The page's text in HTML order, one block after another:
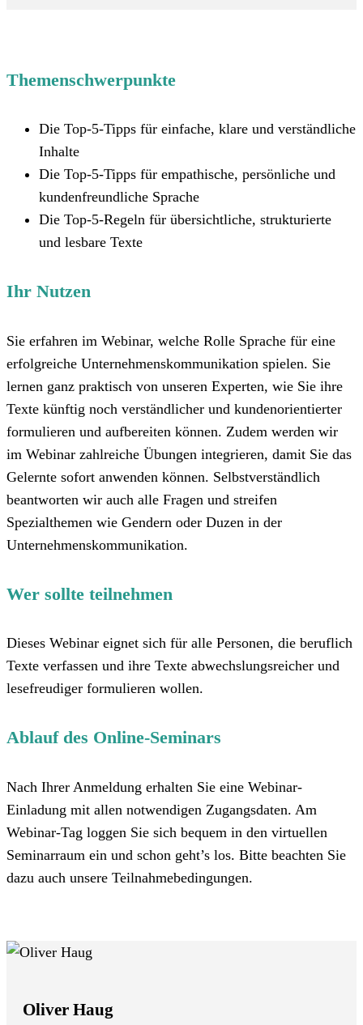
Themenschwerpunkte
Die Top-5-Tipps für einfache, klare und verständliche
Inhalte
Die Top-5-Tipps für empathische, persönliche und
kundenfreundliche Sprache
Die Top-5-Regeln für übersichtliche, strukturierte
und lesbare Texte
Ihr Nutzen
Sie erfahren im Webinar, welche Rolle Sprache für eine
erfolgreiche Unternehmenskommunikation spielen. Sie
lernen ganz praktisch von unseren Experten, wie Sie ihre
Texte künftig noch verständlicher und kundenorientierter
formulieren und aufbereiten können. Zudem werden wir
im Webinar zahlreiche Übungen integrieren, damit Sie das
Gelernte sofort anwenden können. Selbstverständlich
beantworten wir auch alle Fragen und streifen
Spezialthemen wie Gendern oder Duzen in der
Unternehmenskommunikation.
Wer sollte teilnehmen
Dieses Webinar eignet sich für alle Personen, die beruflich
Texte verfassen und ihre Texte abwechslungsreicher und
lesefreudiger formulieren wollen.
Ablauf des Online-Seminars
Nach Ihrer Anmeldung erhalten Sie eine Webinar-
Einladung mit allen notwendigen Zugangsdaten. Am
Webinar-Tag loggen Sie sich bequem in den virtuellen
Seminarraum ein und schon geht’s los. Bitte beachten Sie
dazu auch unsere Teilnahmebedingungen.
Oliver Haug